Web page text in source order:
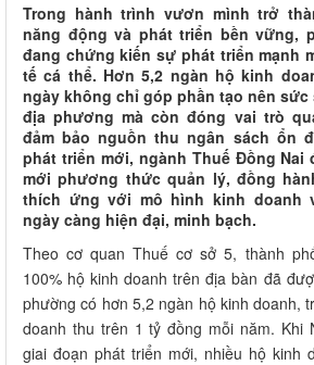
Trong hành trình vươn mình trở
năng động và phát triển bền vững,
đang chứng kiến sự phát triển mạnh
tế cá thể. Hơn 5,2 ngàn hộ kinh
ngày không chỉ góp phần tạo nên
địa phương mà còn đóng vai trò
đảm bảo nguồn thu ngân sách ổn
phát triển mới, ngành Thuế Đồng
mới phương thức quản lý, đồng
thích ứng với mô hình kinh doanh
ngày càng hiện đại, minh bạch.
Theo cơ quan Thuế cơ sở 5, thành
100% hộ kinh doanh trên địa bàn đã
phường có hơn 5,2 ngàn hộ kinh doanh,
doanh thu trên 1 tỷ đồng mỗi năm. Khi
giai đoạn phát triển mới, nhiều hộ kinh